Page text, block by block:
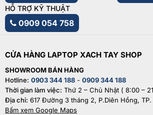
HỖ TRỢ KỸ THUẬT
0909 054 758
CỬA HÀNG LAPTOP XACH TAY SHOP
SHOWROOM BÁN HÀNG
Hotline: 0903 344 188 - 0909 344 188
Thời gian làm việc: Thứ 2 – Chủ Nhật ( 8:00 –
Địa chỉ: 617 Đường 3 tháng 2, P.Diên Hồng, TP.
Bấm xem Google Maps